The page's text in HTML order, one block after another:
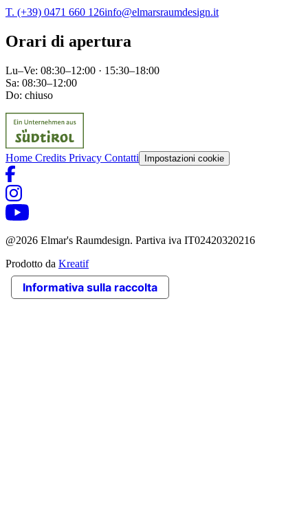
T. (+39) 0471 660 126info@elmarsraumdesign.it
Orari di apertura
Lu–Ve: 08:30–12:00 · 15:30–18:00
Sa: 08:30–12:00
Do: chiuso
Home Credits Privacy Contatti Impostazioni cookie
@2026 Elmar's Raumdesign. Partiva iva IT02420320216
Prodotto da Kreatif
Informativa sulla raccolta